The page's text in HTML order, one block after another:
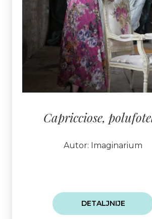
Capricciose,
Autor: Imaginarium
DETALJNIJE